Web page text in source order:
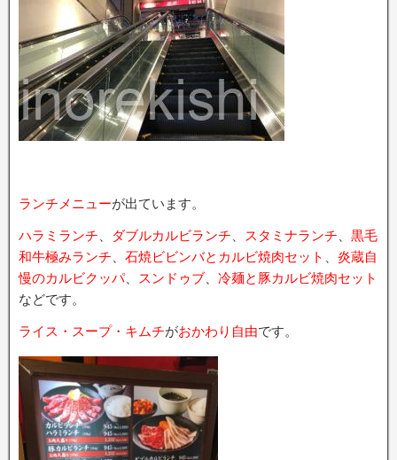
ランチメニューが出ています。
ハラミランチ ダブルカルビランチ スタミナランチ
黒毛
和牛極みランチ
石焼ビビンバとカルビ焼肉セット
炎蔵自
慢のカルビクッパ、 スンドゥブ
冷麺と豚カルビ焼肉セット
などです。
ライス・スープ・キムチがおかわり自由です。